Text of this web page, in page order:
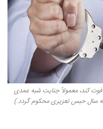
کند، معمولاً جنایت شبه عمدی
سال حبس تعزیری محکوم گردد.)